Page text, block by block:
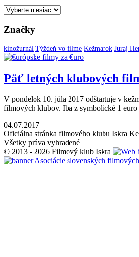
Archív
Značky
kinožurnál Týždeň vo filme Kežmarok Juraj
Päť letných klubových
V pondelok 10. júla 2017 odštartuje v
filmových klubov. Iba z symbolické 1
04.07.2017
Oficiálna stránka filmového klubu Iskra
Všetky práva vyhradené
© 2013 - 2026 Filmový klub Iskra